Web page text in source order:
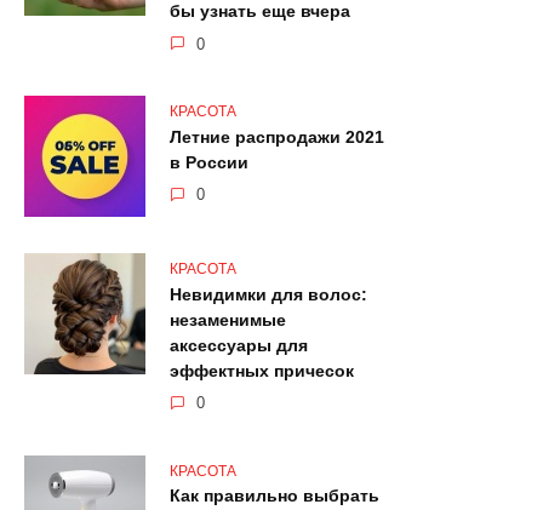
бы узнать еще вчера
0
КРАСОТА
Летние распродажи 2021
в России
0
КРАСОТА
Невидимки для волос:
незаменимые
аксессуары для
эффектных причесок
0
КРАСОТА
Как правильно выбрать